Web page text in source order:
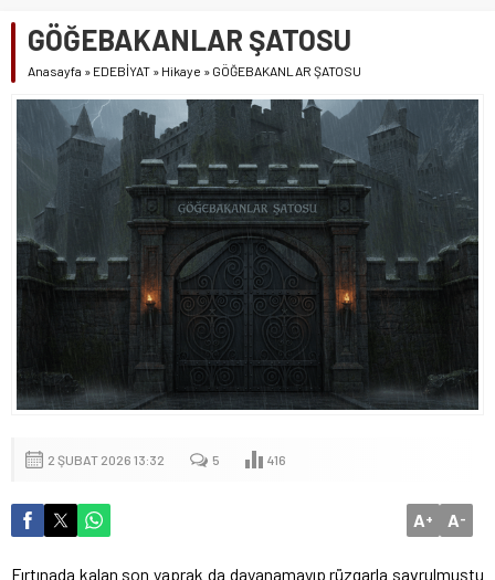
GÖĞEBAKANLAR ŞATOSU
Anasayfa » EDEBİYAT » Hikaye » GÖĞEBAKANLAR ŞATOSU
2 ŞUBAT 2026 13:32 5 416
A+ A-
Fırtınada kalan son yaprak da dayanamayıp rüzgarla savrulmuştu